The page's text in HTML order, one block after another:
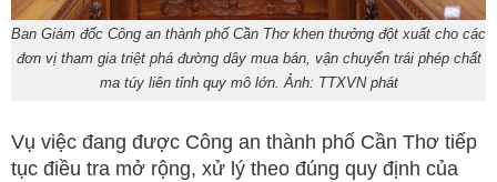
Ban Giám đốc Công an thành phố Cần Thơ khen thưởng đột xuất cho các
đơn vị tham gia triệt phá đường dây mua bán, vận chuyển trái phép chất
ma túy liên tỉnh quy mô lớn. Ảnh: TTXVN phát
Vụ việc đang được Công an thành phố Cần Thơ tiếp
tục điều tra mở rộng, xử lý theo đúng quy định của